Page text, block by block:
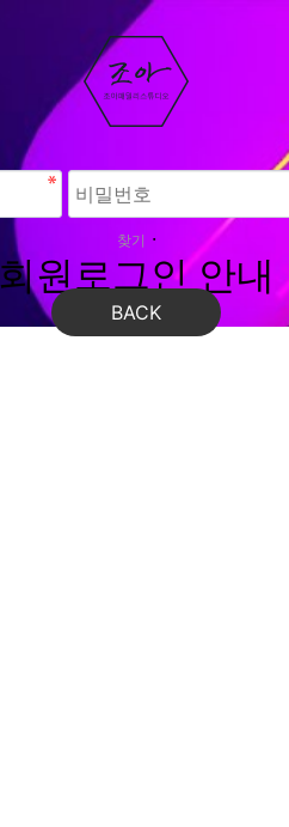
찾기 ·
회원로그인 안내
BACK